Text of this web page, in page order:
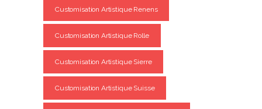
Customisation Artistique Renens
Customisation Artistique Rolle
Customisation Artistique Sierre
Customisation Artistique Suisse